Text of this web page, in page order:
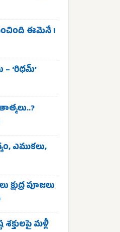
ఈమెనే !
– ‘రిథమ్’
ఎముకలు,
క్షుద్ర పూజలు
శక్తులపై మళ్లీ